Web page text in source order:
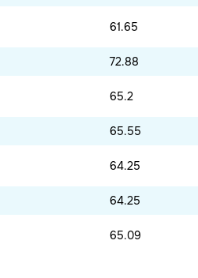
61.65
72.88
65.2
65.55
64.25
64.25
65.09